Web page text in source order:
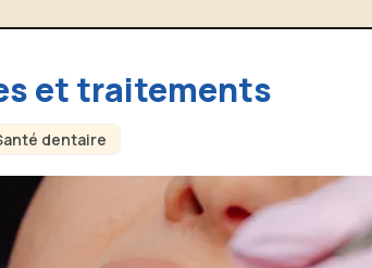
dentaire
et traitements